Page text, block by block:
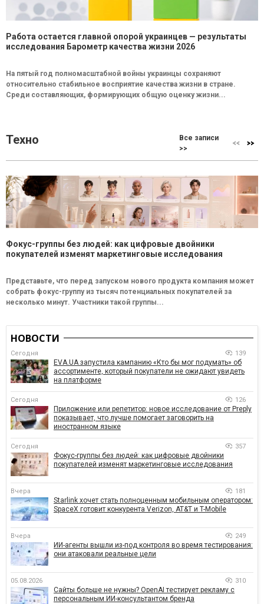
Работа остается главной опорой украинцев — результаты
исследования Барометр качества жизни 2026
На пятый год полномасштабной войны украинцы сохраняют
относительно стабильное восприятие качества жизни в стране.
Среди составляющих, формирующих общую оценку жизни...
Техно
Все записи
>>
Фокус-группы без людей: как цифровые двойники
покупателей изменят маркетинговые исследования
Представьте, что перед запуском нового продукта компания может
собрать фокус-группу из тысяч потенциальных покупателей за
несколько минут. Участники такой группы...
НОВОСТИ
Сегодня 139
EVA.UA запустила кампанию «Кто бы мог подумать» об
ассортименте, который покупатели не ожидают увидеть
на платформе
Сегодня 126
Приложение или репетитор: новое исследование от Preply
показывает, что лучше помогает заговорить на
иностранном языке
Сегодня 357
Фокус-группы без людей: как цифровые двойники
покупателей изменят маркетинговые исследования
Вчера 181
Starlink хочет стать полноценным мобильным оператором:
SpaceX готовит конкурента Verizon, AT&T и T-Mobile
Вчера 249
ИИ-агенты вышли из-под контроля во время тестирования:
они атаковали реальные цели
05.08.2026 310
Сайты больше не нужны? OpenAI тестирует рекламу с
персональным ИИ-консультантом бренда